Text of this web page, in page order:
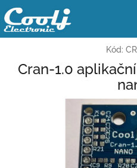
Přejít
na
obsah
Kód:
Cran-1.0